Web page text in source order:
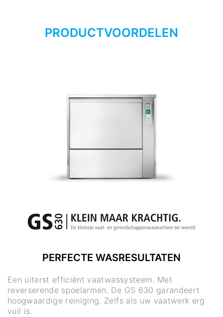
PRODUCTVOORDELEN
PERFECTE WASRESULTATEN
Een uiterst efficiënt vaatwassysteem. Met
reverserende spoelarmen. De GS 630 garandeert
hoogwaardige reiniging. Zelfs als uw vaatwerk erg
vuil is.